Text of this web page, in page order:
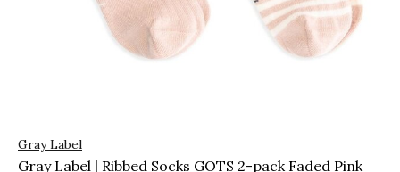
Gray Label
Gray Label | Ribbed Socks GOTS 2-pack Faded Pink